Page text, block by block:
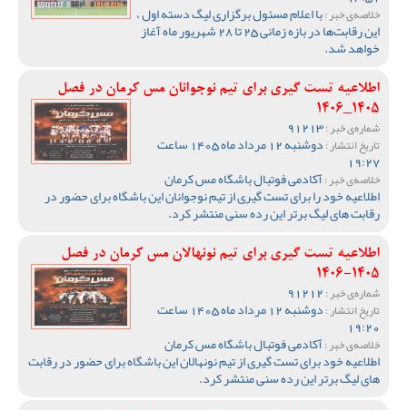
خلاصه‌ی خبر :با اعلام مسئول برگزاری لیگ دسته اول ،
این رقابت‌ها در بازه زمانی 25 تا 28 شهریور ماه آغاز
خواهد شد.
اطلاعیه تست گیری برای تیم نوجوانان مس کرمان در فصل
1405_1406
شماره‌ی خبر :
تاریخ انتشار : دوشنبه 12 مرداد ماه 1405 ساعت
19:27
خلاصه‌ی خبر :آکادمی فوتبال باشگاه مس کرمان
اطلاعیه خود را برای تست گیری از تیم نوجوانان این باشگاه برای حضور در
رقابت های لیگ برتر این رده سنی منتشر کرد.
اطلاعیه تست گیری برای تیم نونهالان مس کرمان در فصل
1405-1406
شماره‌ی خبر :
تاریخ انتشار : دوشنبه 12 مرداد ماه 1405 ساعت
19:20
خلاصه‌ی خبر :آکادمی فوتبال باشگاه مس کرمان
اطلاعیه خود برای تست گیری از تیم نونهالان این باشگاه برای حضور در رقابت
های لیگ برتر این رده سنی منتشر کرد.